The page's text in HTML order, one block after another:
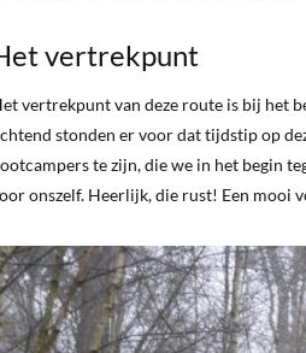
vertrekpunt
vertrekpunt van deze route is bij het
stonden er voor dat tijdstip op
te zijn, die we in het begin
onszelf. Heerlijk, die rust! Een mooi